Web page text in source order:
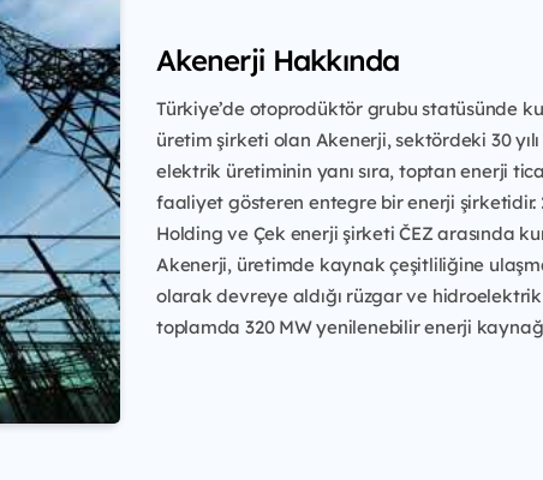
Akenerji Hakkında
Türkiye’de otoprodüktör grubu statüsünde
üretim şirketi olan Akenerji, sektördeki 30
elektrik üretiminin yanı sıra, toptan enerji
faaliyet gösteren entegre bir enerji şirketidir.
Holding ve Çek enerji şirketi ČEZ arasında
Akenerji, üretimde kaynak çeşitliliğine
olarak devreye aldığı rüzgar ve
toplamda 320 MW yenilenebilir enerji